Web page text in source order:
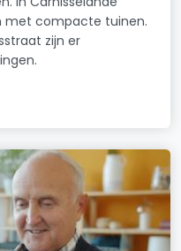
met compacte tuinen.
zijn er